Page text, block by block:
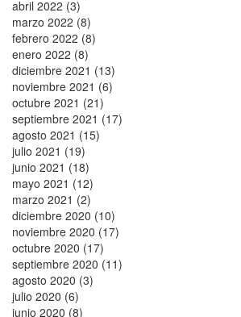
abril 2022 (3)
marzo 2022 (8)
febrero 2022 (8)
enero 2022 (8)
diciembre 2021 (13)
noviembre 2021 (6)
octubre 2021 (21)
septiembre 2021 (17)
agosto 2021 (15)
julio 2021 (19)
junio 2021 (18)
mayo 2021 (12)
marzo 2021 (2)
diciembre 2020 (10)
noviembre 2020 (17)
octubre 2020 (17)
septiembre 2020 (11)
agosto 2020 (3)
julio 2020 (6)
junio 2020 (8)